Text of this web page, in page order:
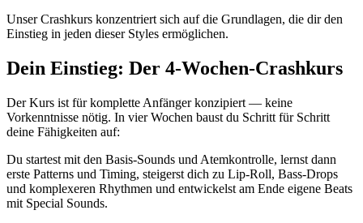
Unser Crashkurs konzentriert sich auf die Grundlagen, die dir den
Einstieg in jeden dieser Styles ermöglichen.
Dein Einstieg: Der 4-Wochen-Crashkurs
Der Kurs ist für komplette Anfänger konzipiert — keine
Vorkenntnisse nötig. In vier Wochen baust du Schritt für Schritt
deine Fähigkeiten auf:
Du startest mit den Basis-Sounds und Atemkontrolle, lernst dann
erste Patterns und Timing, steigerst dich zu Lip-Roll, Bass-Drops
und komplexeren Rhythmen und entwickelst am Ende eigene Beats
mit Special Sounds.